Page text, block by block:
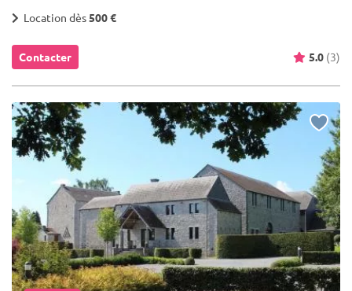
Location dès500 €
Contacter 5.0 (3)